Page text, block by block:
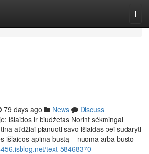
79 days ago News
Discuss
išlaidos ir biudžetas Norint sėkmingai
atidžiai planuoti savo išlaidas bei sudaryti
išlaidos apima būstą – nuoma arba būsto
text-58468370